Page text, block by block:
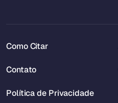
Como Citar
Contato
Política de Privacidade